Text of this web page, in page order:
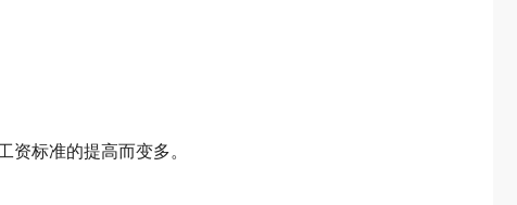
标准的提高而变多。